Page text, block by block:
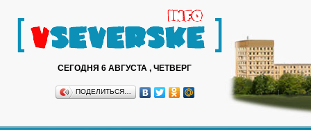
СЕГОДНЯ 6 АВГУСТА , ЧЕТВЕРГ
ПОДЕЛИТЬСЯ…